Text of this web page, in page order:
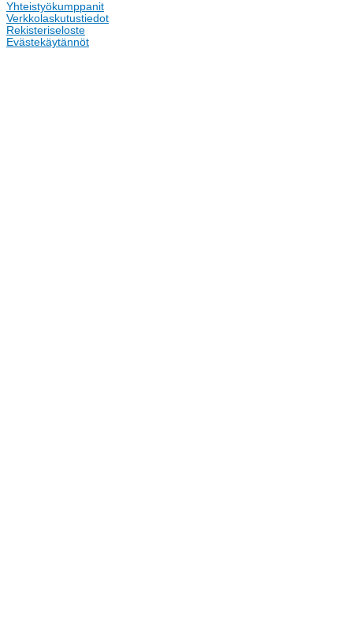
Yhteistyökumppanit
Verkkolaskutustiedot
Rekisteriseloste
Evästekäytännöt